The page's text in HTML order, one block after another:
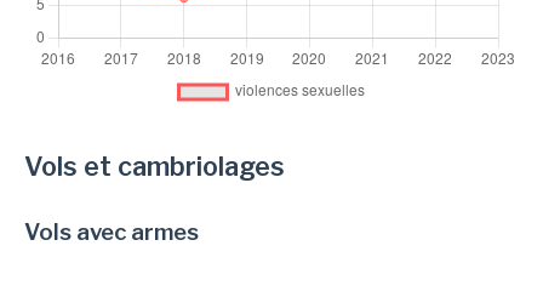
Vols et cambriolages
Vols avec armes